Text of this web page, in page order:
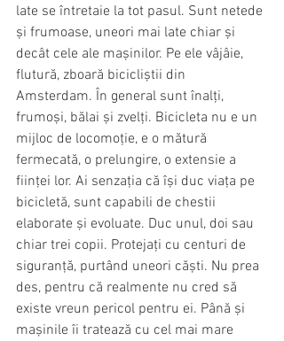
late se întretaie la tot pasul. Sunt netede
și frumoase, uneori mai late chiar și
decât cele ale mașinilor. Pe ele vâjâie,
flutură, zboară bicicliștii din
Amsterdam. În general sunt înalți,
frumoși, bălai și zvelți. Bicicleta nu e un
mijloc de locomoție, e o mătură
fermecată, o prelungire, o extensie a
ființei lor. Ai senzația că își duc viața pe
bicicletă, sunt capabili de chestii
elaborate și evoluate. Duc unul, doi sau
chiar trei copii. Protejați cu centuri de
siguranță, purtând uneori căști. Nu prea
des, pentru că realmente nu cred să
existe vreun pericol pentru ei. Până și
mașinile îi tratează cu cel mai mare